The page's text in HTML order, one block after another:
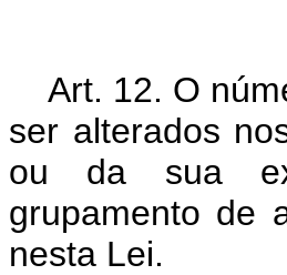
Art. 12. O
ser alterados
ou da sua
grupamento de
nesta Lei.